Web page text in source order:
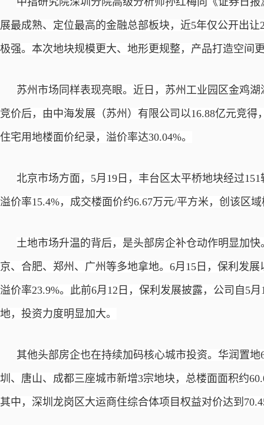
展最成熟、定位最高的金融总部板块，近5年仅公开出
极强。本次地块规模更大、地形更规整，产品打造空间
苏州市场同样表现亮眼。近日，苏州工业园区金鸡湖
竞价后，由中海发展（苏州）有限公司以16.88亿元竞得
住宅用地楼面价纪录，溢价率达30.04%。
北京市场方面， 5月19日，丰台区太平桥地块经过
溢价率15.4%，成交楼面价约6.67万元/平方米，创该区
土地市场升温的背后，是头部房企补仓动作明显加
京、合肥、郑州、广州等多地拿地。 6月15日，保利发
溢价率23.9%。此前6月12日，保利发展披露，公司自5
地，投资力度明显加大。
其他头部房企也在持续加码核心城市投资。华润置地
圳、唐山、成都三座城市新增3宗地块，总楼面面积约
其中，深圳龙岗区大运商住综合体项目权益对价达到